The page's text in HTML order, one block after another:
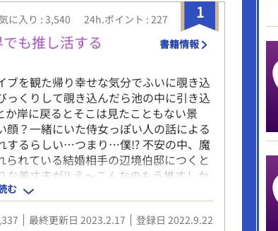
1
に入り : 3,540 24h.ポイント : 227
も推し活する 書籍情報
を観た帰り幸せな気分でふいに覗き込
くりして覗き込んだら池の中に引き込
岸に戻るとそこは見たこともない景
？一緒にいた侍女っぽい人の話による
するらしい…つまり…僕⁉ 不安の中、魔
れている結婚相手の辺境伯邸につくと
な美丈夫が‼ え～こんなのもう推すしか
いし～？ でもどうやら僕辺境伯様に嫌
転生農家の息子は悪の公爵を溺愛す
けたらとっても嬉しいです(｡>ㅅ<)✩⡱
む
最終更新日 2023.2.17 登録日 2022.9.22